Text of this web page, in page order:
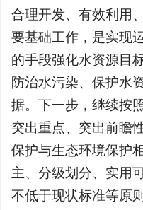
合理开发、有效利用
要基础工作，是实现
的手段强化水资源目
防治水污染、保护水
据。下一步，继续按
突出重点、突出前瞻
保护与生态环境保护
主、分级划分、实用
不低于现状标准等原